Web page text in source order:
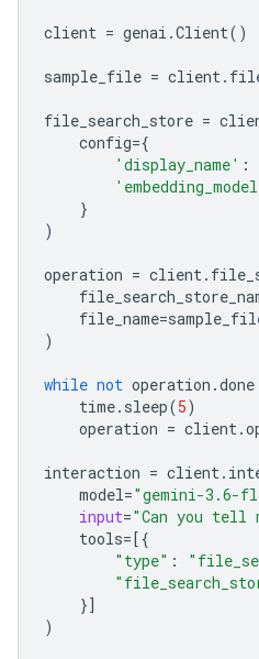
client = genai .Client()
sample_file = client.
file_search_store =
config={
'display_name' :
}
)
operation = client.
file_name=
)
while not operation .done
time. sleep(5)
operation = client.
interaction = client.
model="gemini-3.6-
input="Can you tell
tools=[{
"type" :
}]
)